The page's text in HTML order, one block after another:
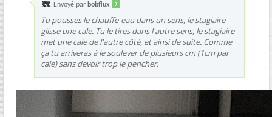
Envoyé par bobflux
Tu pousses le chauffe-eau dans un sens, le stagiaire
glisse une cale. Tu le tires dans l'autre sens, le stagiaire
met une cale de l'autre côté, et ainsi de suite. Comme
ça tu arriveras à le soulever de plusieurs cm (1cm par
cale) sans devoir trop le pencher.